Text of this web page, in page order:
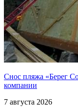
Снос пляжа «Берег
компании
7 августа 2026